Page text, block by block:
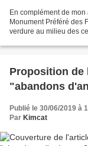
En complément de
Monument Préféré des
verdure au milieu des
Proposition
"abandons
Publié le 30/06/2019 à
Par Kimcat